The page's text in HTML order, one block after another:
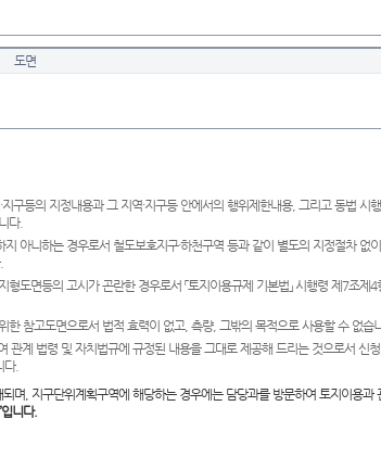
도면
지구등의 지정내용과 그 지역·지구등 안에서의 행위제한내용, 그리고 동법
다.
지 아니하는 경우로서 철도보호지구·하천구역 등과 같이 별도의 지정절차
형도면등의 고시가 곤란한 경우로서 「토지이용규제 기본법」 시행령 제7조
참고도면으로서 법적 효력이 없고, 측량, 그밖의 목적으로 사용할 수 없습
관계 법령 및 자치법규에 규정된 내용을 그대로 제공해 드리는 것으로서 신
다.
며, 지구단위계획구역에 해당하는 경우에는 담당과를 방문하여 토지이용과
니다.